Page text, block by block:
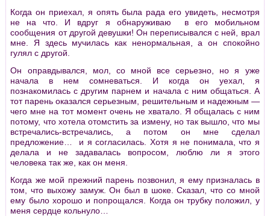
Когда он приехал, я опять была рада его увидеть, несмотря
не на что. И вдруг я обнаруживаю в его мобильном
сообщения от другой девушки! Он переписывался с ней, врал
мне. Я здесь мучилась как ненормальная, а он спокойно
гулял с другой.
Он оправдывался, мол, со мной все серьезно, но я уже
начала в нем сомневаться. И когда он уехал, я
познакомилась с другим парнем и начала с ним общаться. А
тот парень оказался серьезным, решительным и надежным —
чего мне на тот момент очень не хватало. Я общалась с ним
потому, что хотела отомстить за измену, но так вышло, что мы
встречались-встречались, а потом он мне сделал
предложение… и я согласилась. Хотя я не понимала, что я
делала и не задавалась вопросом, люблю ли я этого
человека так же, как он меня.
Когда же мой прежний парень позвонил, я ему призналась в
том, что выхожу замуж. Он был в шоке. Сказал, что со мной
ему было хорошо и попрощался. Когда он трубку положил, у
меня сердце кольнуло…